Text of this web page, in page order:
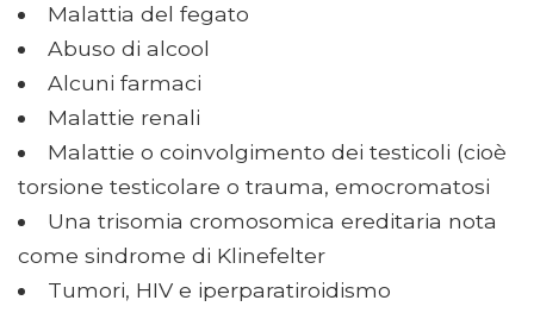
Malattia del fegato
Abuso di alcool
Alcuni farmaci
Malattie renali
Malattie o coinvolgimento dei testicoli (cioè
torsione testicolare o trauma, emocromatosi
Una trisomia cromosomica ereditaria nota
come sindrome di Klinefelter
Tumori, HIV e iperparatiroidismo